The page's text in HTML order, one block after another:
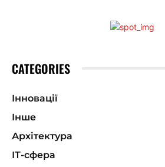
CATEGORIES
Інновації
Інше
Архітектура
ІТ-сфера